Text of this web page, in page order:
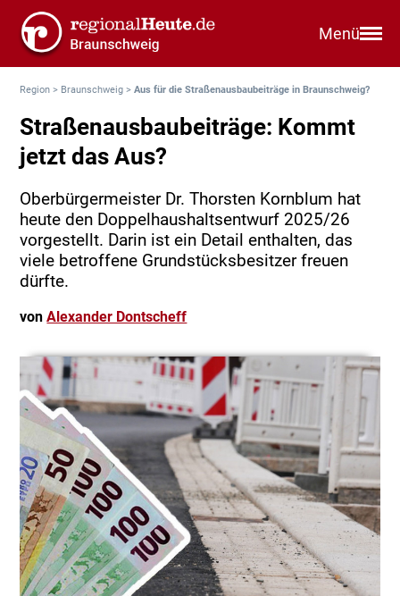
Menü
Region > Braunschweig >Aus für die Straßenausbaubeiträge in Braunschweig?
Straßenausbaubeiträge: Kommt
jetzt das Aus?
Oberbürgermeister Dr. Thorsten Kornblum hat
heute den Doppelhaushaltsentwurf 2025/26
vorgestellt. Darin ist ein Detail enthalten, das
viele betroffene Grundstücksbesitzer freuen
dürfte.
vonAlexander Dontscheff